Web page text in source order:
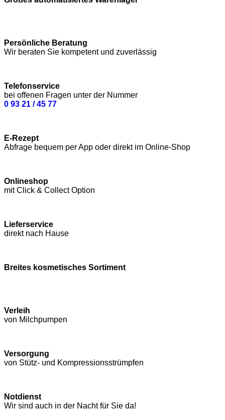
Persönliche Beratung
Wir beraten Sie kompetent und zuverlässig
Telefonservice
bei offenen Fragen unter der Nummer
0 93 21 / 45 77
E-Rezept
Abfrage bequem per App oder direkt im Online-Shop
Onlineshop
mit Click & Collect Option
Lieferservice
direkt nach Hause
Breites kosmetisches Sortiment
Verleih
von Milchpumpen
Versorgung
von Stütz- und Kompressions­strümpfen
Notdienst
Wir sind auch in der Nacht für Sie da!